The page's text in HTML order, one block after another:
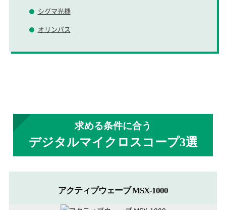
シグマ光機
オリンパス
求める条件に合う
デジタルマイクロスコープ3選
アクティブウェーブ MSX-1000